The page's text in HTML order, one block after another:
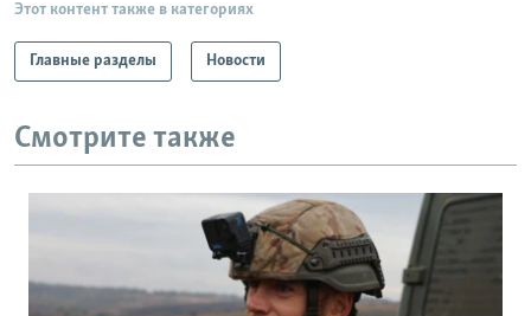
Этот контент также в категориях
Главные разделы Новости
Смотрите также